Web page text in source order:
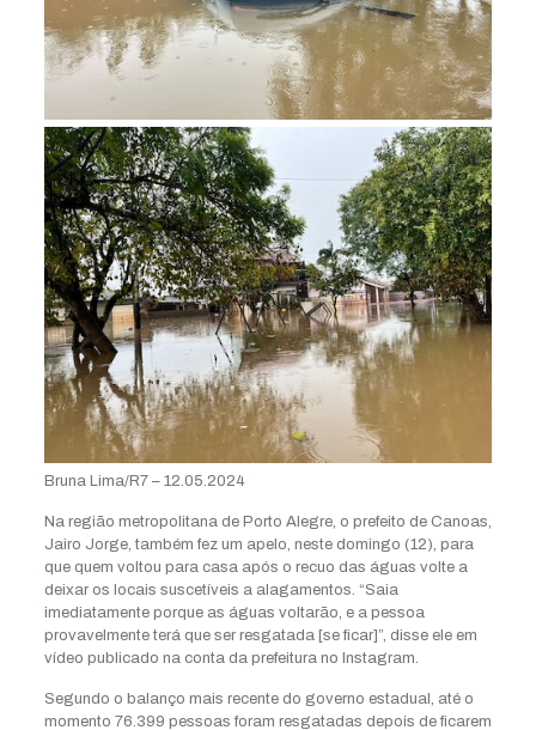
Bruna Lima/R7 – 12.05.2024
Na região metropolitana de Porto Alegre, o prefeito de Canoas,
Jairo Jorge, também fez um apelo, neste domingo (12), para
que quem voltou para casa após o recuo das águas volte a
deixar os locais suscetíveis a alagamentos. “Saia
imediatamente porque as águas voltarão, e a pessoa
provavelmente terá que ser resgatada [se ficar]”, disse ele em
vídeo publicado na conta da prefeitura no Instagram.
Segundo o balanço mais recente do governo estadual, até o
momento 76.399 pessoas foram resgatadas depois de ficarem